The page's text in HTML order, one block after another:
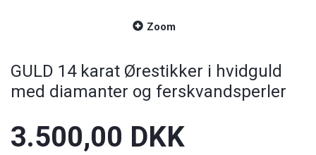
Zoom
GULD 14 karat Ørestikker i hvidguld
med diamanter og ferskvandsperler
3.500,00 DKK